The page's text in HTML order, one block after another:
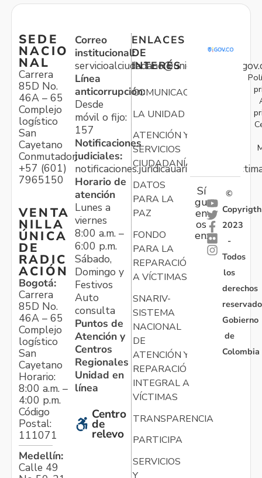
SEDE
NACIO
NAL
Carrera
85D No.
46A – 65
Complejo
logístico
San
Cayetano
Conmutador:
+57 (601)
7965150
VENTA
NILLA
ÚNICA
DE
RADIC
ACIÓN
Bogotá:
Carrera
85D No.
46A – 65
Complejo
logístico
San
Cayetano
Horario:
8:00 a.m. –
4:00 p.m.
Código
Postal:
111071
Medellín:
Calle 49
Correo
institucional:
Línea
anticorrupción:
Desde
móvil o fijo:
157
Notificaciones
judiciales:
Horario de
atención
Lunes a
viernes
8:00 a.m. –
6:00 p.m.
Sábado,
Domingo y
Festivos
Auto
consulta
Puntos de
Atención y
Centros
Regionales
Unidad en
línea
Centro
de
relevo
ENLACES
DE
INTERÉS
COMUNICACIONES
LA UNIDAD
ATENCIÓN Y
SERVICIOS
CIUDADANÍA
DATOS
PARA LA
PAZ
FONDO
PARA LA
REPARACIÓN
A VÍCTIMAS
SNARIV-
SISTEMA
NACIONAL
DE
ATENCIÓN Y
REPARACIÓN
INTEGRAL A
VÍCTIMAS
TRANSPARENCIA
PARTICIPA
SERVICIOS
Sí
gu
en
os
en:
©
Copyrigth
2023
-
Todos
los
derechos
Gobierno
de
Colombia